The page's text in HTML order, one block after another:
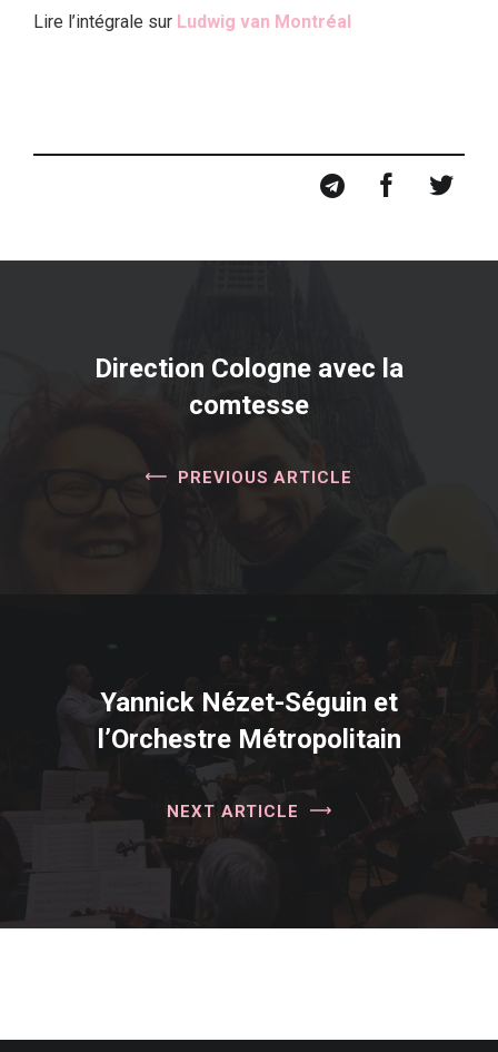
Lire l’intégrale sur Ludwig van Montréal
Direction Cologne avec la
comtesse
PREVIOUS ARTICLE
Yannick Nézet-Séguin et
l’Orchestre Métropolitain
NEXT ARTICLE